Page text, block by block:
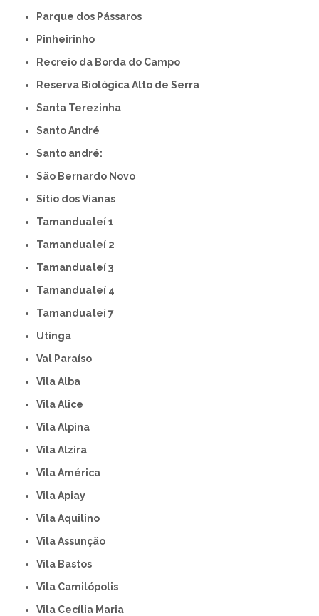
Parque dos Pássaros
Pinheirinho
Recreio da Borda do Campo
Reserva Biológica Alto de Serra
Santa Terezinha
Santo André
Santo andré:
São Bernardo Novo
Sítio dos Vianas
Tamanduateí 1
Tamanduateí 2
Tamanduateí 3
Tamanduateí 4
Tamanduateí 7
Utinga
Val Paraíso
Vila Alba
Vila Alice
Vila Alpina
Vila Alzira
Vila América
Vila Apiay
Vila Aquilino
Vila Assunção
Vila Bastos
Vila Camilópolis
Vila Cecília Maria